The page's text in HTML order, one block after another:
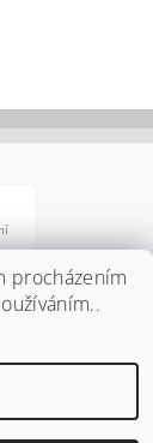
procházením